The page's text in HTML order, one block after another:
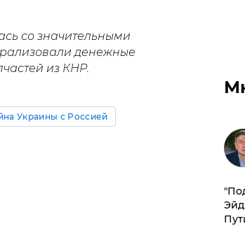
со значительными
денежные
из КНР.
Украины с Россией